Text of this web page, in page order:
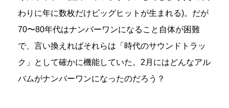
わりに年に数枚だけビッグヒットが生まれる)。だが
70〜80年代はナンバーワンになること自体が困難
で、言い換えればそれらは「時代のサウンドトラッ
ク」として確かに機能していた。2月にはどんなアル
バムがナンバーワンになったのだろう？